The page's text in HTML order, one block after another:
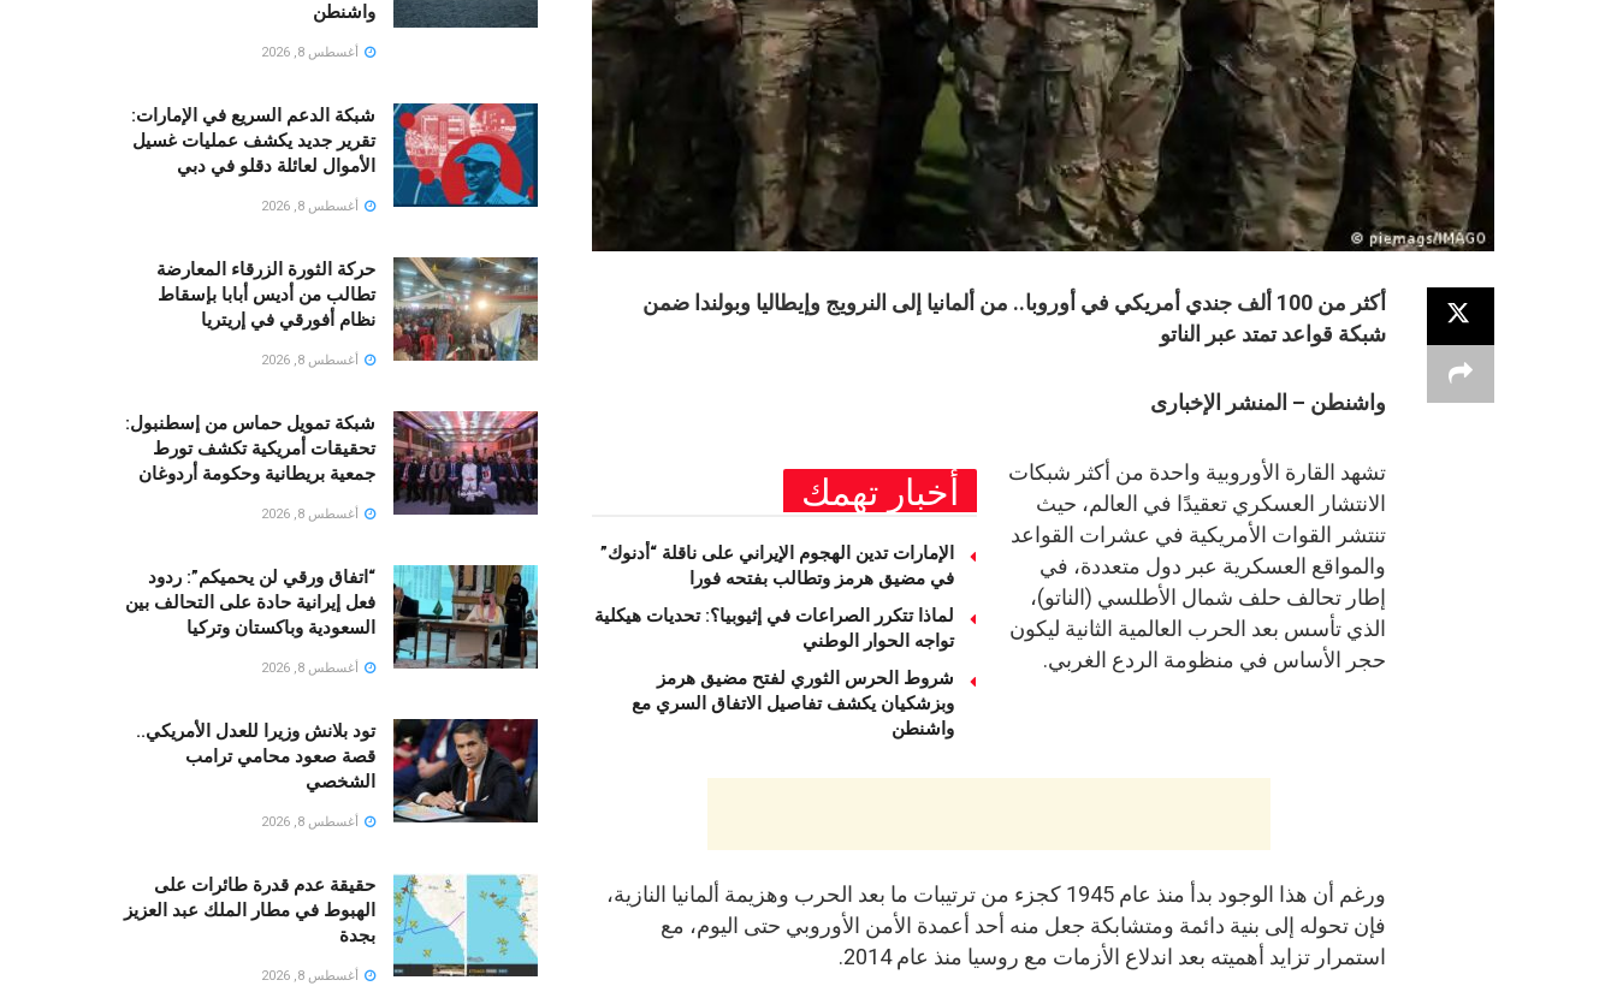
أكثر من 100 ألف جندي أمريكي في أوروبا.. من ألمانيا إلى النرويج وإيطاليا وبولندا ضمن
شبكة قواعد تمتد عبر الناتو
واشنطن – المنشر الإخبارى
أخبار تهمك
الإمارات تدين الهجوم الإيراني على ناقلة “أدنوك”
في مضيق هرمز وتطالب بفتحه فورا
لماذا تتكرر الصراعات في إثيوبيا؟: تحديات هيكلية
تواجه الحوار الوطني
شروط الحرس الثوري لفتح مضيق هرمز
وبزشكيان يكشف تفاصيل الاتفاق السري مع
واشنطن
تشهد القارة الأوروبية واحدة من أكثر شبكات
الانتشار العسكري تعقيدًا في العالم، حيث
تنتشر القوات الأمريكية في عشرات القواعد
والمواقع العسكرية عبر دول متعددة، في
إطار تحالف حلف شمال الأطلسي (الناتو)،
الذي تأسس بعد الحرب العالمية الثانية ليكون
حجر الأساس في منظومة الردع الغربي.
ورغم أن هذا الوجود بدأ منذ عام 1945 كجزء من ترتيبات ما بعد الحرب وهزيمة ألمانيا النازية،
فإن تحوله إلى بنية دائمة ومتشابكة جعل منه أحد أعمدة الأمن الأوروبي حتى اليوم، مع
استمرار تزايد أهميته بعد اندلاع الأزمات مع روسيا منذ عام 2014.
واشنطن
أغسطس 8, 2026
شبكة الدعم السريع في الإمارات:
تقرير جديد يكشف عمليات غسيل
الأموال لعائلة دقلو في دبي
أغسطس 8, 2026
حركة الثورة الزرقاء المعارضة
تطالب من أديس أبابا بإسقاط
نظام أفورقي في إريتريا
أغسطس 8, 2026
شبكة تمويل حماس من إسطنبول:
تحقيقات أمريكية تكشف تورط
جمعية بريطانية وحكومة أردوغان
أغسطس 8, 2026
“اتفاق ورقي لن يحميكم”: ردود
فعل إيرانية حادة على التحالف بين
السعودية وباكستان وتركيا
أغسطس 8, 2026
تود بلانش وزيرا للعدل الأمريكي..
قصة صعود محامي ترامب
الشخصي
أغسطس 8, 2026
حقيقة عدم قدرة طائرات على
الهبوط في مطار الملك عبد العزيز
بجدة
أغسطس 8, 2026